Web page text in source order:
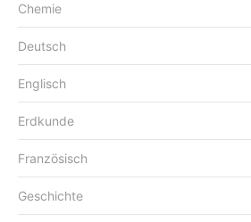
Chemie
Deutsch
Englisch
Erdkunde
Französisch
Geschichte